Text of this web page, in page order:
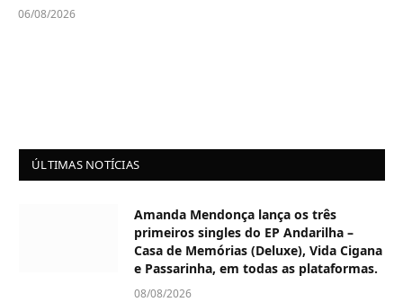
06/08/2026
ÚLTIMAS NOTÍCIAS
Amanda Mendonça lança os três
primeiros singles do EP Andarilha –
Casa de Memórias (Deluxe), Vida Cigana
e Passarinha, em todas as plataformas.
08/08/2026